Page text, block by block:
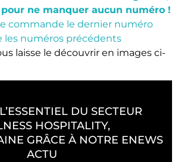
ne manquer aucun numéro !
commande le dernier numéro
les numéros précédents
laisse le découvrir en images ci-
DU SECTEUR
HOSPITALITY,
GRÂCE À NOTRE ENEWS
ACTU